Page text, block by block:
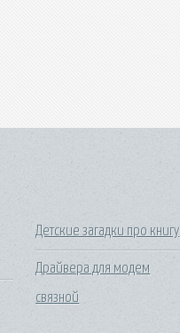
Детские загадки про книгу
Драйвера для модем
связной